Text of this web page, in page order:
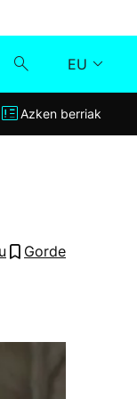
EU
Klisk
Azken berriak
Gorde